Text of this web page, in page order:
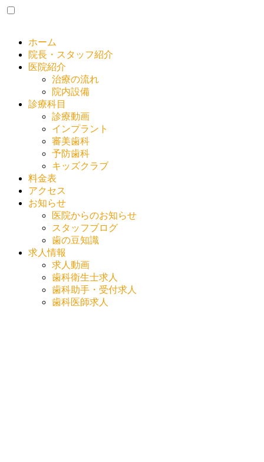
ホーム
院長・スタッフ紹介
医院紹介
治療の流れ
院内設備
診療科目
診療動画
インプラント
審美歯科
予防歯科
キッズクラブ
料金表
アクセス
お知らせ
医院からのお知らせ
スタッフブログ
歯の豆知識
求人情報
求人動画
歯科衛生士求人
歯科助手・受付求人
歯科医師求人